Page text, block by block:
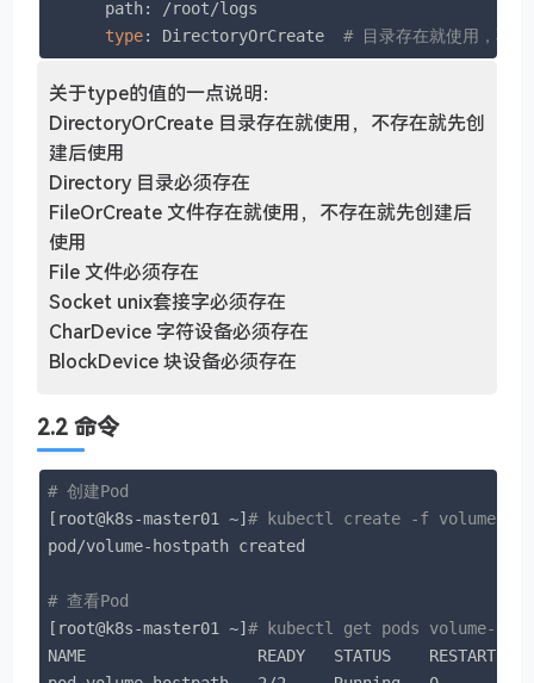
      path: /root/logs
type: DirectoryOrCreate # 目录存在就使用，不存
关于type的值的一点说明：
DirectoryOrCreate 目录存在就使用，不存在就先创
建后使用
Directory 目录必须存在
FileOrCreate 文件存在就使用，不存在就先创建后
使用
File 文件必须存在
Socket unix套接字必须存在
CharDevice 字符设备必须存在
BlockDevice 块设备必须存在
2.2 命令
# 创建Pod
[root@k8s-master01 ~]# kubectl create -f volume-
pod/volume-hostpath created
# 查看Pod
[root@k8s-master01 ~]# kubectl get pods volume-
NAME                  READY   STATUS